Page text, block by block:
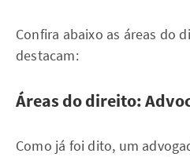
Confira abaixo as áreas do
destacam:
Áreas do direito:
Como já foi dito, um